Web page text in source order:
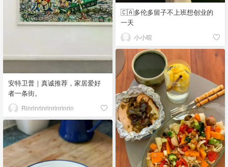
🇨🇦多伦多留子不上班想创业的
一天
小小暄
安特卫普｜真诚推荐，家居爱好
者一条街。
Rinrinrinrinrinrinrin